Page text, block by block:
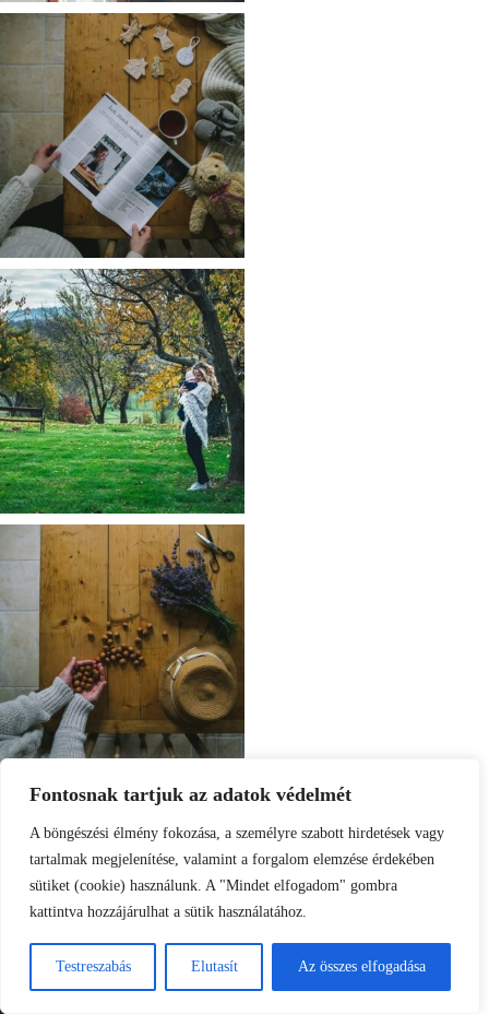
Fontosnak tartjuk az adatok védelmét
A böngészési élmény fokozása, a személyre szabott hirdetések vagy
tartalmak megjelenítése, valamint a forgalom elemzése érdekében
sütiket (cookie) használunk. A "Mindet elfogadom" gombra
kattintva hozzájárulhat a sütik használatához.
Testreszabás Elutasít Az összes elfogadása